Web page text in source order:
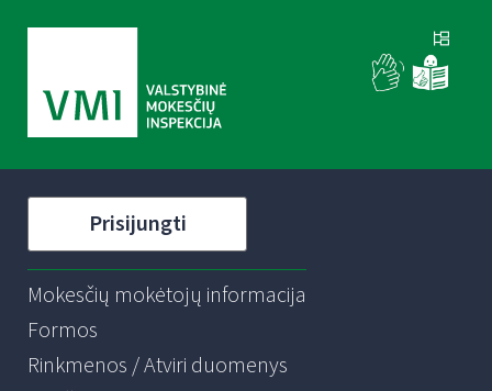
Prisijungti
Mokesčių mokėtojų informacija
Formos
Rinkmenos / Atviri duomenys